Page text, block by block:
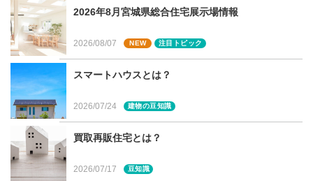
必要に応じて引き戸を開け閉めできるキッチン一体型のパ
ントリーは、「生活感をなるべく隠してすっきり生活した
い」方にもおすすめです。
いかがでしたか？
欲しいパントリーのイメージは湧いてきましたか？設置す
2026年8月宮城県総合住宅展示場情報
2026/08/07 NEW 注目トピック
スマートハウスとは？
2026/07/24 建物の豆知識
買取再販住宅とは？
2026/07/17 豆知識